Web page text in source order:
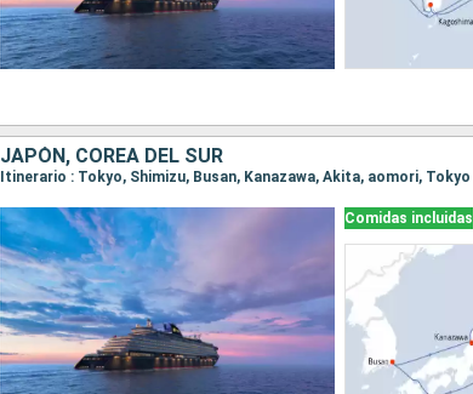
JAPÓN, COREA DEL SUR
Itinerario : Tokyo, Shimizu, Busan, Kanazawa, Akita, aomori, Tokyo
Comidas incluidas